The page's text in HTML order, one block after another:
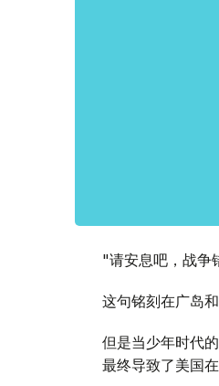
"请安息吧，战争
这句铭刻在广岛
但是当少年时代
最终导致了美国